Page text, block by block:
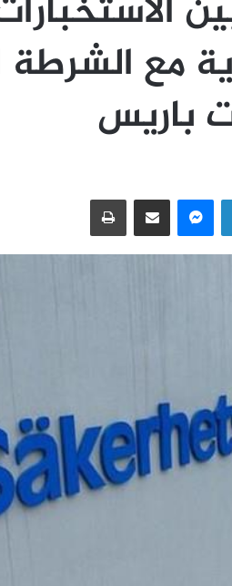
مع
باريس
لينكدإن ماسنجر مشاركة عبر البريد طباعة